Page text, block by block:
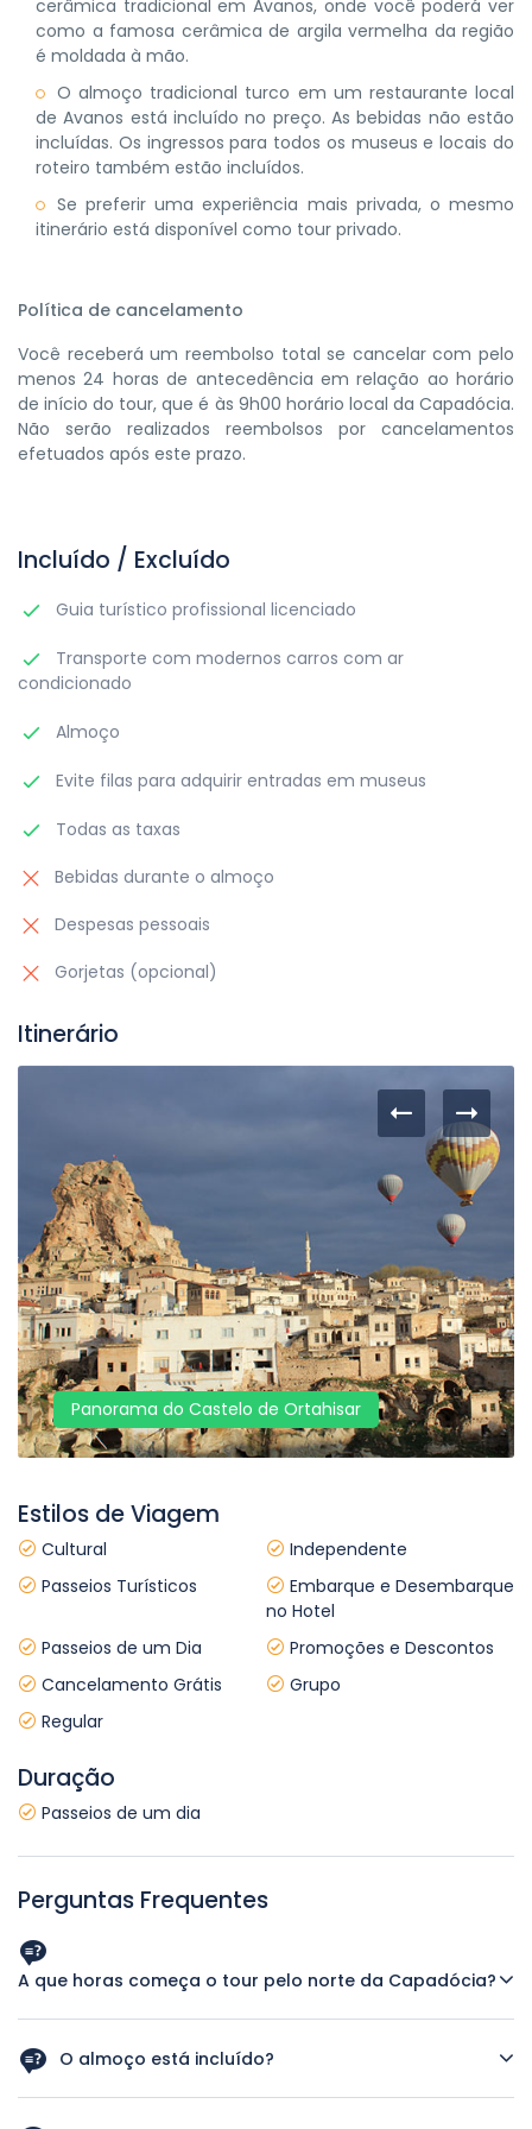
cerâmica tradicional em Avanos, onde você poderá ver
como a famosa cerâmica de argila vermelha da região
é moldada à mão.
O almoço tradicional turco em um restaurante local
de Avanos está incluído no preço. As bebidas não estão
incluídas. Os ingressos para todos os museus e locais do
roteiro também estão incluídos.
Se preferir uma experiência mais privada, o mesmo
itinerário está disponível como tour privado.
Política de cancelamento
Você receberá um reembolso total se cancelar com pelo
menos 24 horas de antecedência em relação ao horário
de início do tour, que é às 9h00 horário local da Capadócia.
Não serão realizados reembolsos por cancelamentos
efetuados após este prazo.
Incluído / Excluído
Guia turístico profissional licenciado
Transporte com modernos carros com ar
condicionado
Almoço
Evite filas para adquirir entradas em museus
Todas as taxas
Bebidas durante o almoço
Despesas pessoais
Gorjetas (opcional)
Itinerário
Panorama do Castelo de Ortahisar
Estilos de Viagem
Cultural
Independente
Passeios Turísticos
Embarque e Desembarque
no Hotel
Passeios de um Dia
Promoções e Descontos
Cancelamento Grátis
Grupo
Regular
Duração
Passeios de um dia
Perguntas Frequentes
A que horas começa o tour pelo norte da Capadócia?
será confirmado por mensagem ou e-mail na tarde
anterior ao tour.
O almoço está incluído?